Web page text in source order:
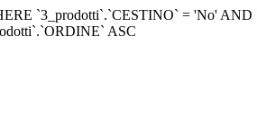
`3_prodotti`.`CESTINO` = 'No'
ASC